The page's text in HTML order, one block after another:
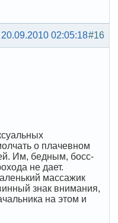
#16
20.09.2010 02:05:18
о плачевном
Им, бедным, босс-
не дает.
массажик
знак внимания,
на этом и